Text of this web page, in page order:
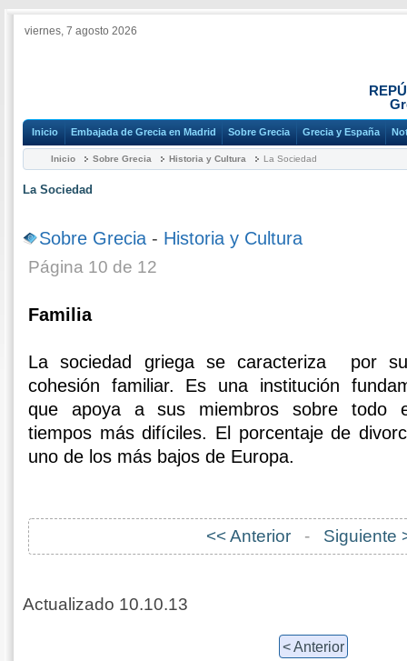
viernes, 7 agosto 2026
Inicio Embajada de Grecia en Madrid Sobre Grecia Grecia y España
Inicio Sobre Grecia Historia y Cultura La Sociedad
La Sociedad
Sobre Grecia - Historia y Cultura
Página 10 de 12
Familia
La sociedad griega se caracteriza por
cohesión familiar. Es una institución
que apoya a sus miembros sobre todo
tiempos más difíciles. El porcentaje de
uno de los más bajos de Europa.
<< Anterior - Siguiente
Actualizado 10.10.13
< Anterior